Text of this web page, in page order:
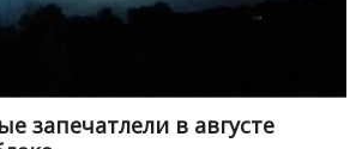
запечатлели в августе